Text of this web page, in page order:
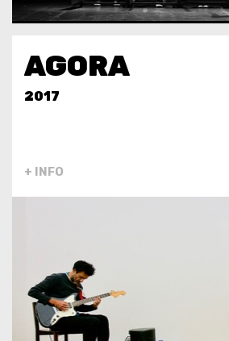
AGORA
2017
+ INFO